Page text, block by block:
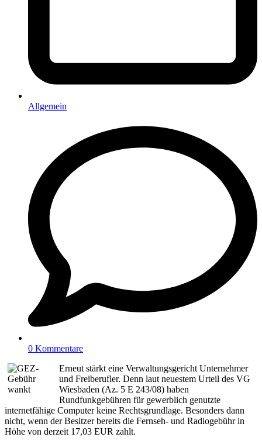
Allgemein
0 Kommentare
Erneut stärkt eine Verwaltungsgericht Unternehmer
und Freiberufler. Denn laut neuestem Urteil des VG
Wiesbaden (Az. 5 E 243/08) haben
Rundfunkgebühren für gewerblich genutzte
internetfähige Computer keine Rechtsgrundlage. Besonders dann
nicht, wenn der Besitzer bereits die Fernseh- und Radiogebühr in
Höhe von derzeit 17,03 EUR zahlt.